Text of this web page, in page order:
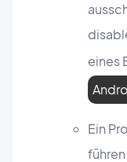
eines
Ein